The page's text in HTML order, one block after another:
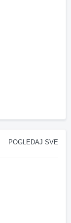
POGLEDAJ SVE